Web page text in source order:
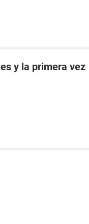
y la primera vez